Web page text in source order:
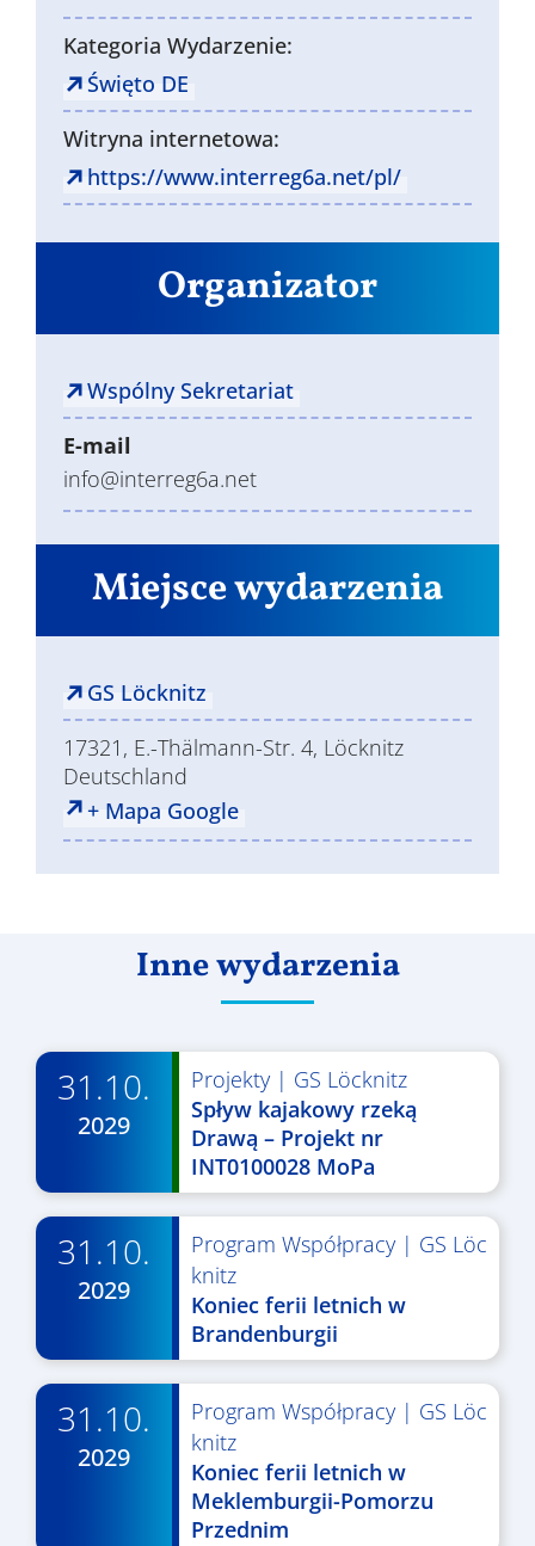
Kategoria Wydarzenie:
Święto DE
Witryna internetowa:
https://www.interreg6a.net/pl/
Miejsce wydarzenia
GS Löcknitz
17321, E.-Thälmann-Str. 4, Löcknitz
Deutschland
+ Mapa Google
Organizator
Wspólny Sekretariat
E-mail
info@interreg6a.net
Inne wydarzenia
31.10.
2029
Projekty| GS Löcknitz
Spływ kajakowy rzeką
Drawą – Projekt nr
INT0100028 MoPa
31.10.
2029
Program Współpracy| GS Löc
knitz
Koniec ferii letnich w
Brandenburgii
31.10.
2029
Program Współpracy| GS Löc
knitz
Koniec ferii letnich w
Meklemburgii-Pomorzu
Przednim